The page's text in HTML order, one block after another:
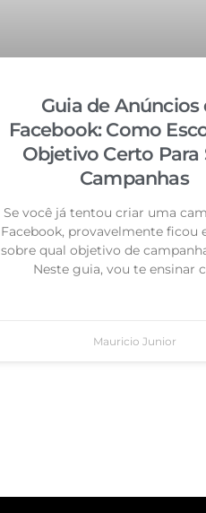
Guia de Anúncios
Facebook: Como
Objetivo Certo Para
Campanhas
Se você já tentou criar uma
Facebook, provavelmente ficou
sobre qual objetivo de
Neste guia, vou te ensinar
Mauricio Junior